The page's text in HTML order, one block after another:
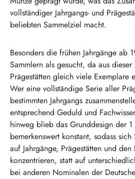
vollständiger Jahrgangs- und
beliebten Sammelziel macht.
Besonders die frühen Jahrgänge ab
Sammlern als gesucht, da aus
Prägestätten gleich viele Exemplare
Wer eine vollständige Serie aller
bestimmten Jahrgangs
entsprechend Geduld und
hinweg blieb das Grunddesign der
bemerkenswert konstant, sodass
auf Jahrgänge, Prägestätten und den
konzentrieren, statt auf
bei anderen Nominalen der